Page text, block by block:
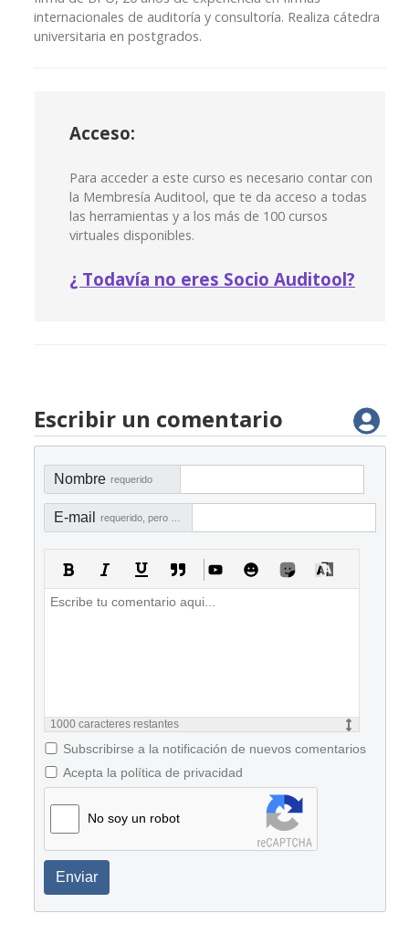
internacionales de auditoría y consultoría. Realiza cátedra
universitaria en postgrados.
Acceso:
Para acceder a este curso es necesario contar con
la Membresía Auditool, que te da acceso a todas
las herramientas y a los más de 100 cursos
virtuales disponibles.
¿ Todavía no eres Socio Auditool?
Escribir un comentario
Nombre requerido
E-mail
1000 caracteres restantes
Subscribirse a la notificación de nuevos comentarios
Acepta la política de privacidad
No soy un robot
Enviar